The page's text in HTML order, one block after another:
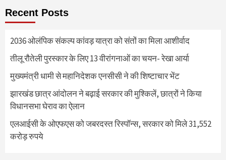
Recent Posts
2036 ओलंपिक संकल्प कांवड़ यात्रा को संतों का मिला आशीर्वाद
तीलू रौतेली पुरस्कार के लिए 13 वीरांगनाओं का चयन- रेखा आर्या
मुख्यमंत्री धामी से महानिदेशक एनसीसी ने की शिष्टाचार भेंट
झारखंड छात्र आंदोलन ने बढ़ाई सरकार की मुश्किलें, छात्रों ने किया
विधानसभा घेराव का ऐलान
एलआईसी के ओएफएस को जबरदस्त रिस्पॉन्स, सरकार को मिले 31,552
करोड़ रुपये